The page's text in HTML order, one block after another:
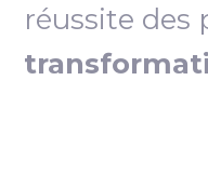
réussite des